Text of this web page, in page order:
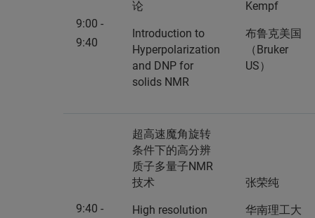
9:00 -
9:40
论
Introduction to
Hyperpolarization
and DNP for
solids NMR
Kempf
布鲁克美国
（Bruker
US）
9:40 -
超高速魔角旋转
条件下的高分辨
质子多量子NMR
技术
High resolution
张荣纯
华南理工大